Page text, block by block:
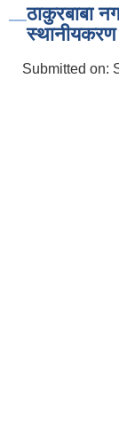
ठाकुरबाबा
स्थानीयकरण
Submitted on: